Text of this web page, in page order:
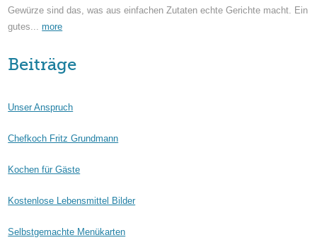
Gewürze sind das, was aus einfachen Zutaten echte Gerichte macht. Ein
gutes...more
Beiträge
Unser Anspruch
Chefkoch Fritz Grundmann
Kochen für Gäste
Kostenlose Lebensmittel Bilder
Selbstgemachte Menükarten